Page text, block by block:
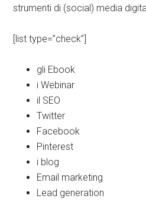
strumenti di (social) media
[list type=”check”]
gli Ebook
i Webinar
il SEO
Twitter
Facebook
Pinterest
i blog
Email marketing
Lead generation